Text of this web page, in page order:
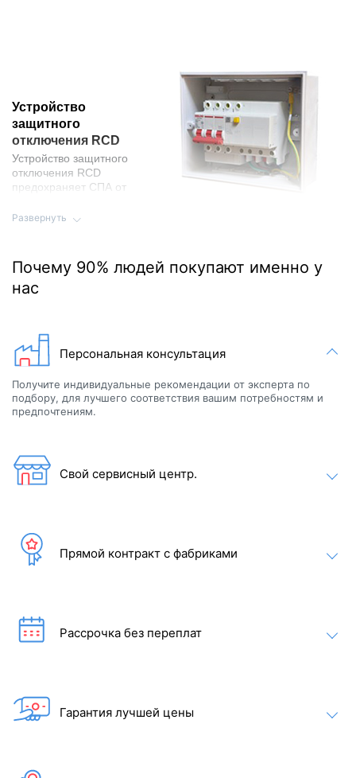
Устройство
защитного
отключения RCD
Устройство защитного
отключения RCD
предохраняет СПА от
вызванных повреждением или затоплением проводов.
Нагреватель с
термостатом
Наличие термостата дает
возможность
максимально точного
регулирования
Акрил Aristech
Большой выбор цветов.
Красивая чаша СПА, за
которой легко ухаживать.
Развернуть
Почему 90% людей покупают именно у
нас
Персональная консультация
Получите индивидуальные рекомендации от эксперта по
подбору, для лучшего соответствия вашим потребностям и
предпочтениям.
Свой сервисный центр.
Прямой контракт с фабриками
Рассрочка без переплат
Гарантия лучшей цены